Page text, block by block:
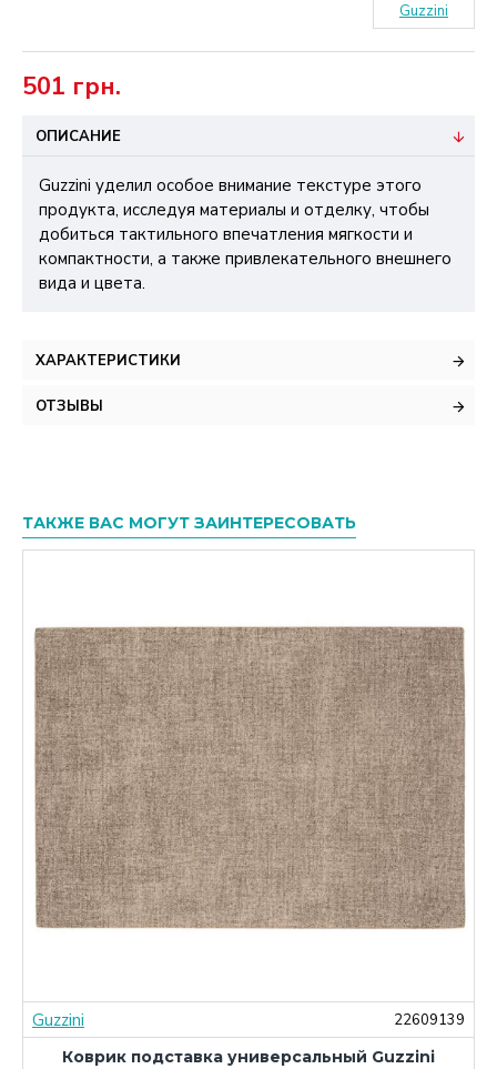
501 грн.
Guzzini
ОПИСАНИЕ
Guzzini уделил особое внимание текстуре этого
продукта, исследуя материалы и отделку, чтобы
добиться тактильного впечатления мягкости и
компактности, а также привлекательного внешнего
вида и цвета.
ХАРАКТЕРИСТИКИ
ОТЗЫВЫ
ТАКЖЕ ВАС МОГУТ ЗАИНТЕРЕСОВАТЬ
Guzzini
22609139
Коврик подставка универсальный Guzzini